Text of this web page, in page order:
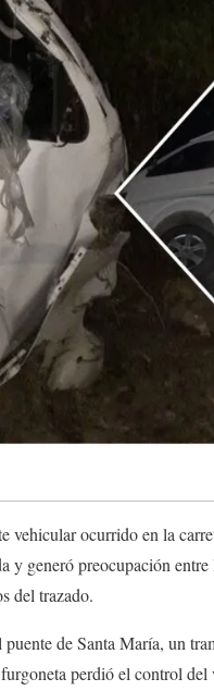
vehicular ocurrido en la
generó preocupación
del trazado.
de Santa María, un
perdió el control